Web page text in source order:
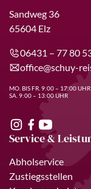
Sandweg 36
65604 Elz
06431 – 77 80
office@schuy-
MO. BIS FR. 9:00 – 17:00 UHR
SA. 9:00 – 13:00 UHR
Service &
Abholservice
Zustiegsstellen